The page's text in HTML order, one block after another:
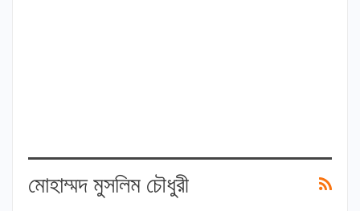
মোহাম্মদ মুসলিম চৌধুরী